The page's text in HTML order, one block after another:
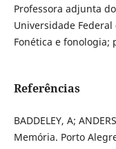
Professora adjunta
Universidade Federal
Fonética e fonologia;
Referências
BADDELEY, A;
Memória. Porto